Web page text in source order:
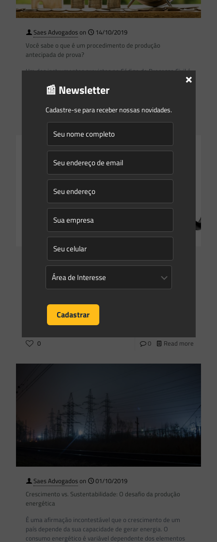
Saes Advogadoson
14/10/2019
Você sabe o que é um procedimento de produção
antecipada de prova?
Um dos instrumentos previstos no Código de Processo Civil é
383). Tal mecanismo pode ser utilizado em
0 Read more
Manuela Hermenegildoon
01/10/2019
Entenda como funciona o Renovabio
O Renovabio compreende a Política Nacional de
que foi instituído pela Lei n. 13.576/2017 com os objetivos de
(i) contribuir[…]
0 0 Read more
Saes Advogadoson
01/10/2019
Crescimento vs. Sustentabilidade: O desafio da produção
energética
É uma afirmação incontestável que o crescimento de um
país depende da sua capacidade de gerar energia. O
consumo energético é variável dependente dos elementos
📰 Newsletter
Cadastre-se para receber nossas novidades.
×